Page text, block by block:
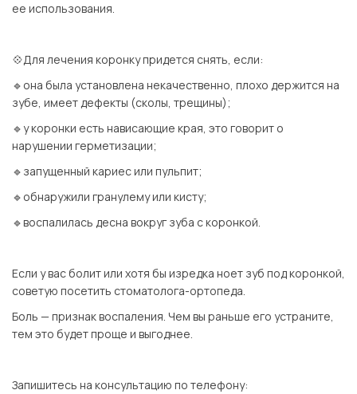
ее использования.
💠Для лечения коронку придется снять, если:
🔹она была установлена некачественно, плохо держится на
зубе, имеет дефекты (сколы, трещины);
🔹у коронки есть нависающие края, это говорит о
нарушении герметизации;
🔹запущенный кариес или пульпит;
🔹обнаружили гранулему или кисту;
🔹воспалилась десна вокруг зуба с коронкой.
Если у вас болит или хотя бы изредка ноет зуб под коронкой,
советую посетить стоматолога-ортопеда.
Боль — признак воспаления. Чем вы раньше его устраните,
тем это будет проще и выгоднее.
Запишитесь на консультацию по телефону: